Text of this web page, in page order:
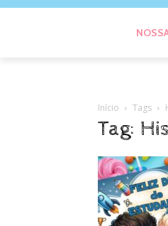
Início Tags
Tag: